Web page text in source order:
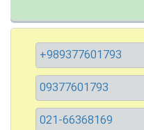
+989377601793
09377601793
021-66368169